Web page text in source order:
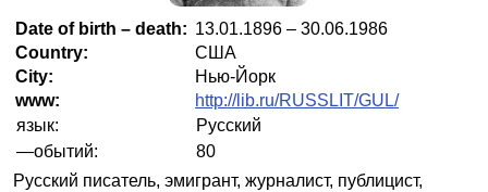
Date of birth – death: 13.01.1896 – 30.06.1986
Country:
США
City:
Нью-Йорк
www:
http://lib.ru/RUSSLIT/GUL/
язык:
Русский
—обытий:
80
Русский писатель, эмигрант, журналист, публицист,